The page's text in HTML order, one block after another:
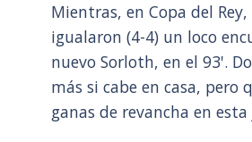
Mientras, en Copa del
igualaron (4-4) un loco
nuevo Sorloth, en el 93'.
más si cabe en casa, pero
ganas de revancha en